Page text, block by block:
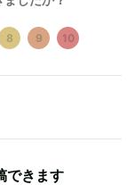
8 9 10
できます